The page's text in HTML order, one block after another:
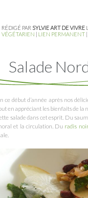
RÉDIGÉ PAR SYLVIE ART DE VIVRE
VÉGÉTARIEN
LIEN PERMANENT
Salade
ce début d’année après nos
en appréciant les bienfaits de la
salade dans cet esprit. Du
et la circulation. Du radis